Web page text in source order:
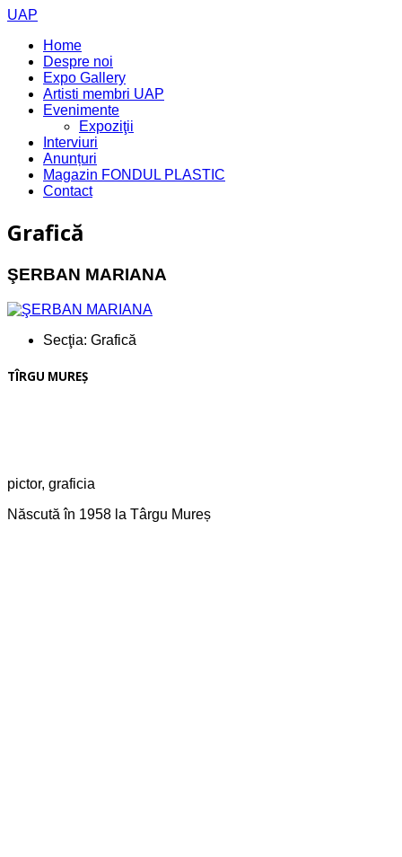
UAP
Home
Despre noi
Expo Gallery
Artisti membri UAP
Evenimente
Expoziţii
Interviuri
Anunțuri
Magazin FONDUL PLASTIC
Contact
Grafică
ŞERBAN MARIANA
Secţia: Grafică
TÎRGU MUREŞ
pictor, graficia
Născută în 1958 la Târgu Mureș